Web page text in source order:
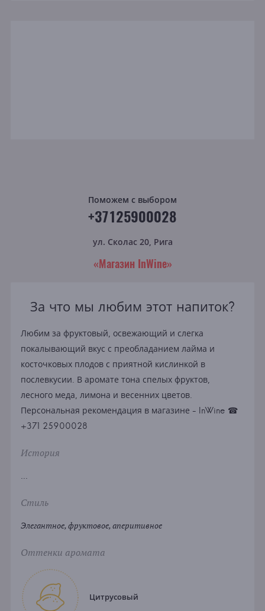
Поможем с выбором
+37125900028
ул. Сколас 20, Рига
«Магазин InWine»
За что мы любим этот напиток?
Любим за фруктовый, освежающий и слегка
покалывающий вкус с преобладанием лайма и
косточковых плодов с приятной кислинкой в
послевкусии. В аромате тона спелых фруктов,
лесного меда, лимона и весенних цветов.
Персональная рекомендация в магазине - InWine ☎
+371 25900028
История
...
Стиль
Элегантное, фруктовое, аперитивное
Оттенки аромата
Цитрусовый